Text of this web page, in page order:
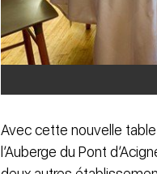
Avec cette nouvelle
l’Auberge du Pont